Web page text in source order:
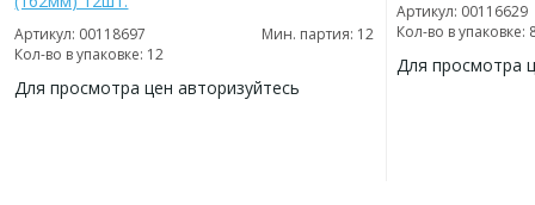
Артикул: 00118697
Мин. партия: 12
Кол-во в упаковке: 12
Для просмотра цен авторизуйтесь
Артикул: 00116629
Кол-во в упаковке:
Для просмотра